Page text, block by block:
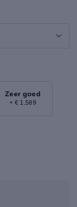
Zeer goed
+ € 1.589